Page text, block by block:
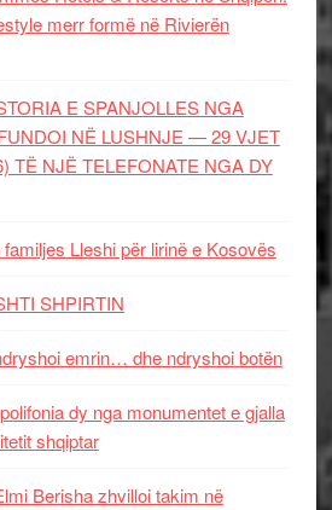
merr formë në Rivierën
E SPANJOLLES NGA
NË LUSHNJE — 29 VJET
TË NJË TELEFONATE NGA DY
Lleshi për lirinë e Kosovës
SHPIRTIN
emrin… dhe ndryshoi botën
dy nga monumentet e gjalla
shqiptar
Berisha zhvilloi takim në